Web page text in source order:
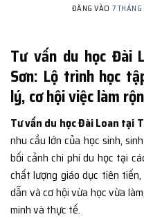
ĐĂNG VÀO 7
Tư vấn du học Đài
Sơn: Lộ trình học
lý, cơ hội việc làm
Tư vấn du học Đài Loan tại
nhu cầu lớn của học sinh,
bối cảnh chi phí du học tại
chất lượng giáo dục tiên
dẫn và cơ hội vừa học vừa
minh và thực tế.